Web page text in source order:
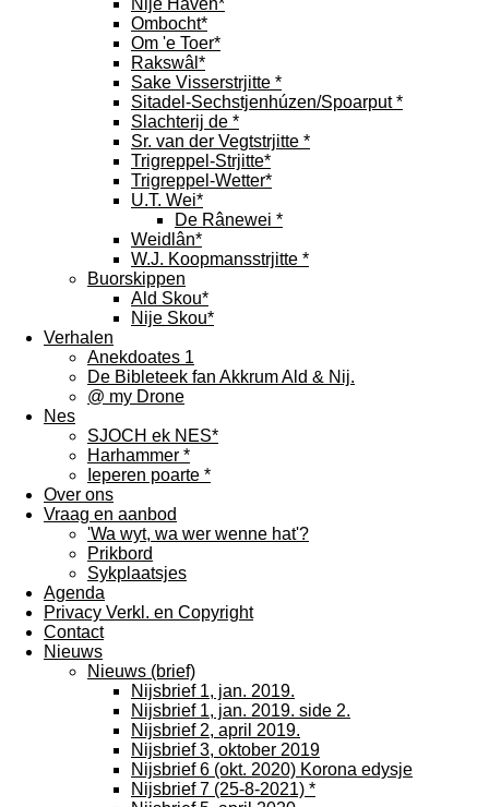
Nije Haven*
Ombocht*
Om 'e Toer*
Rakswâl*
Sake Visserstrjitte *
Sitadel-Sechstjenhúzen/Spoarput *
Slachterij de *
Sr. van der Vegtstrjitte *
Trigreppel-Strjitte*
Trigreppel-Wetter*
U.T. Wei*
De Rânewei *
Weidlân*
W.J. Koopmansstrjitte *
Buorskippen
Ald Skou*
Nije Skou*
Verhalen
Anekdoates 1
De Bibleteek fan Akkrum Ald & Nij.
@ my Drone
Nes
SJOCH ek NES*
Harhammer *
Ieperen poarte *
Over ons
Vraag en aanbod
'Wa wyt, wa wer wenne hat'?
Prikbord
Sykplaatsjes
Agenda
Privacy Verkl. en Copyright
Contact
Nieuws
Nieuws (brief)
Nijsbrief 1, jan. 2019.
Nijsbrief 1, jan. 2019. side 2.
Nijsbrief 2, april 2019.
Nijsbrief 3, oktober 2019
Nijsbrief 6 (okt. 2020) Korona edysje
Nijsbrief 7 (25-8-2021) *